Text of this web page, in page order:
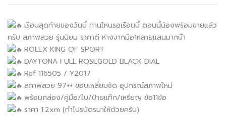
.เรือนสุดท้ายของวันนี้ ท่านใหนรอเรือนนี้ ตอนนี้น้องพร้อมขายแล้ว
ครับ สภาพสวย รุ่นนิยม ราคาดี ห่างจากมือ1หลายแสนมากน๊า
.ROLEX KING OF SPORT
.DAYTONA FULL ROSEGOLD BLACK DIAL
.Ref 116505 / Y2017
.สภาพสวย 97++ ขอบเหลี่ยมชัด อุปกรณ์สภาพใหม่
.พร้อมกล่อง/คู่มือ/ใบ/ป้ายแท็ก/เหรียญ ข้อ11ข้อ
.ราคา 1.2xm (ทำโปรบัตรมาให้ด้วยครับ)